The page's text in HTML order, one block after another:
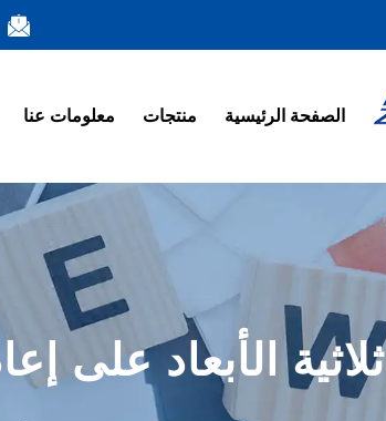
الصفحة الرئيسية منتجات معلومات عنا
الأبعاد على